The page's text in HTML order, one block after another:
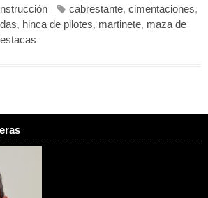
cabrestante, cimentaciones,
, hinca de pilotes, martinete, maza de